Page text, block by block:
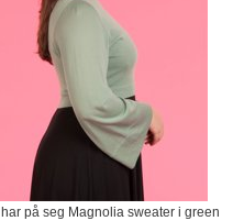
på seg Magnolia sweater i green